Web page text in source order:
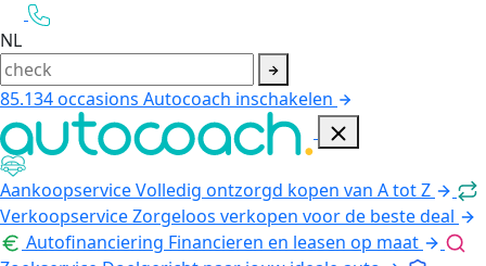
NL
85.134occasions Autocoach inschakelen
AankoopserviceVolledig ontzorgd kopen van A tot Z
VerkoopserviceZorgeloos verkopen voor de beste deal
Autofinanciering Financieren en leasen op maat